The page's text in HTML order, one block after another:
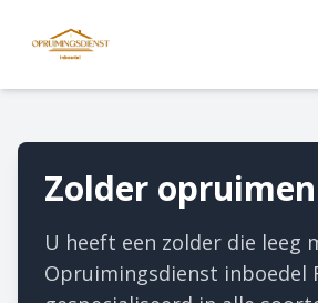
Zolder
U heeft een zolder die leeg
Opruimingsdienst inboedel